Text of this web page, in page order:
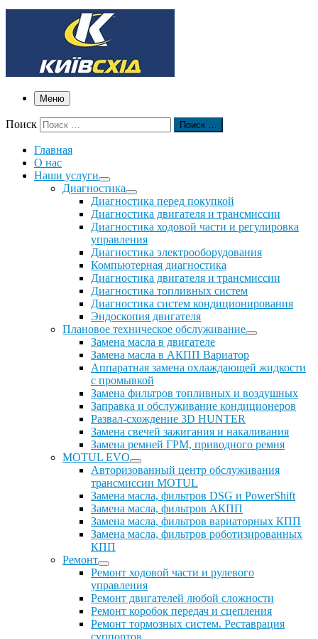
Меню
Поиск Поиск …
Главная
О нас
Наши услуги
Диагностика
Диагностика перед покупкой
Диагностика двигателя и трансмиссии
Диагностика ходовой части и регулировка
управления
Диагностика электрооборудования
Компьютерная диагностика
Диагностика двигателя и трансмиссии
Диагностика топливных систем
Диагностика систем кондиционирования
Эндоскопия двигателя
Плановое техническое обслуживание
Замена масла в двигателе
Замена масла в АКПП Вариатор
Аппаратная замена охлаждающей жидкости
с промывкой
Замена фильтров топливных и воздушных
Заправка и обслуживание кондиционеров
Развал-схождение 3D HUNTER
Замена свечей зажигания и накаливания
Замена ремней ГРМ, приводного ремня
MOTUL EVO
Авторизованный центр обслуживания
трансмиссии MOTUL
Замена масла, фильтров DSG и PowerShift
Замена масла, фильтров АКПП
Замена масла, фильтров вариаторных КПП
Замена масла, фильтров роботизированных
КПП
Ремонт
Ремонт ходовой части и рулевого
управления
Ремонт двигателей любой сложности
Ремонт коробок передач и сцепления
Ремонт тормозных систем. Реставрация
суппортов